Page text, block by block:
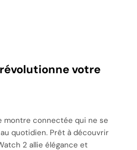
votre
montre connectée qui ne se
quotidien. Prêt à découvrir
2 allie élégance et